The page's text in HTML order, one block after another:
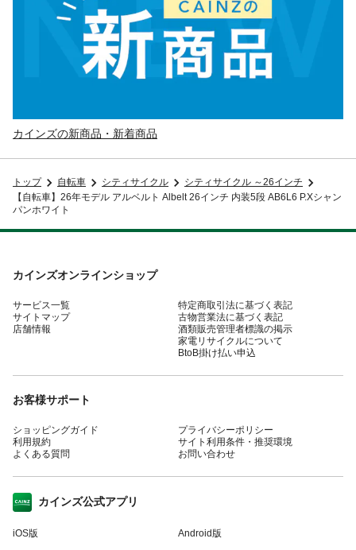
カインズの新商品・新着商品
トップ 自転車 シティサイクル
シティサイクル ～26インチ
【自転車】26年モデル アルベルト Albelt 26インチ 内装5段 AB6L6 P.Xシャン
パンホワイト
カインズオンラインショップ
サービス一覧
サイトマップ
店舗情報
特定商取引法に基づく表記
古物営業法に基づく表記
酒類販売管理者標識の掲示
家電リサイクルについて
BtoB掛け払い申込
お客様サポート
ショッピングガイド
利用規約
よくある質問
プライバシーポリシー
サイト利用条件・推奨環境
お問い合わせ
カインズ公式アプリ
iOS版 Android版